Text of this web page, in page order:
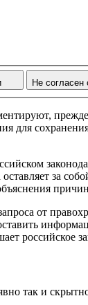
Не
для
за
от
российское
так и